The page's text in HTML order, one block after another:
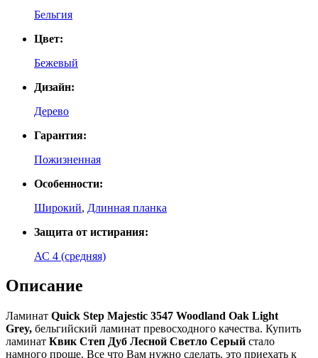
Бельгия
Цвет:
Бежевый
Дизайн:
Дерево
Гарантия:
Пожизненная
Особенности:
Широкий, Длинная планка
Защита от истирания:
АС 4 (средняя)
Описание
Ламинат Quick Step Majestic 3547 Woodland Oak Light
Grey, бельгийский ламинат превосходного качества. Купить
ламинат Квик Степ Дуб Лесной Светло Серый стало
намного проще. Все что Вам нужно сделать, это приехать к